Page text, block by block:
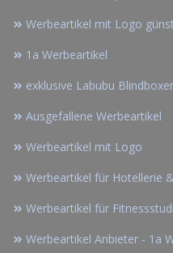
Werbeartikel mit Logo
1a Werbeartikel
exklusive Labubu
Ausgefallene Werbeartikel
Werbeartikel mit Logo
Werbeartikel für Hotellerie
Werbeartikel für
Werbeartikel Anbieter - 1a